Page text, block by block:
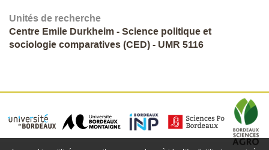
Unités de recherche
Centre Emile Durkheim - Science politique et
sociologie comparatives (CED) - UMR 5116